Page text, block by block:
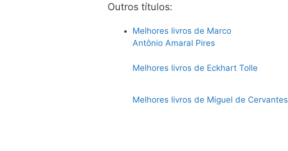
Outros títulos:
Melhores livros de Marco
Antônio Amaral Pires
Melhores livros de Eckhart Tolle
Melhores livros de Miguel de Cervantes